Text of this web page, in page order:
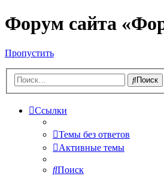
Форум сайта
Пропустить
Поиск
Ссылки
Темы без ответов
Активные темы
Поиск